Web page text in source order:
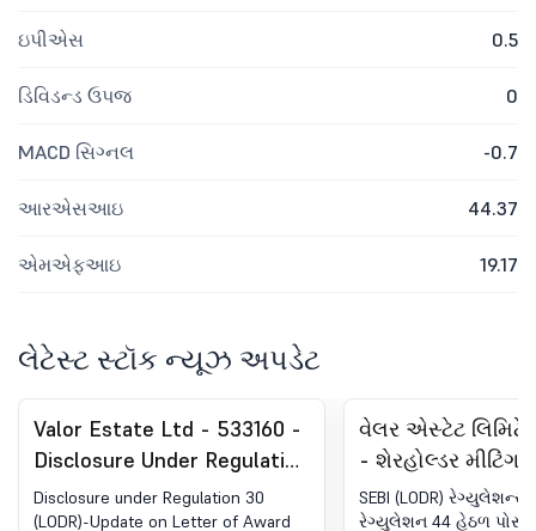
ઇપીએસ 0.5
ડિવિડન્ડ ઉપજ 0
MACD સિગ્નલ -0.7
આરએસઆઇ 44.37
એમએફઆઇ 19.17
લેટેસ્ટ સ્ટૉક ન્યૂઝ અપડેટ
Valor Estate Ltd - 533160 -
Disclosure Under Regulation
30 (LODR)-Update On
Letter Of Award For
Disclosure under Regulation 30
(LODR)-Update on Letter of Award
વેલર એસ્ટેટ
- શેરહોલ્ડર
બૅલટ-
SEBI (LODR) રેગ્યુલેશન્સ,
રેગ્યુલેશન 44 હેઠળ